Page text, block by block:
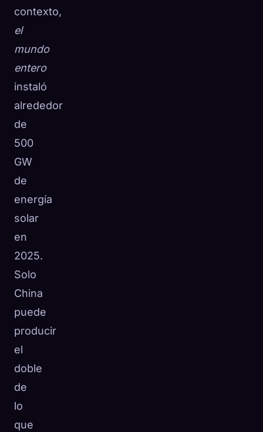
contexto,
el
mundo
entero
instaló
alrededor
de
500
GW
de
energía
solar
en
2025.
Solo
China
puede
producir
el
doble
de
lo
que